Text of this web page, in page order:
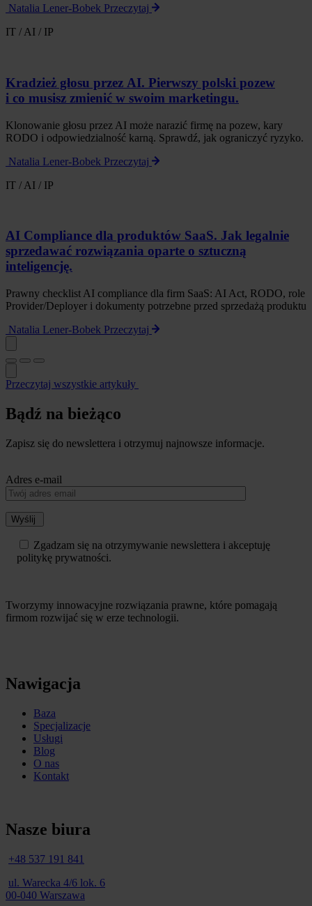
Natalia Lener-Bobek Przeczytaj
IT / AI / IP
Kradzież głosu przez AI. Pierwszy polski pozew
i co musisz zmienić w swoim marketingu.
Klonowanie głosu przez AI może narazić firmę na pozew, kary
RODO i odpowiedzialność karną. Sprawdź, jak ograniczyć ryzyko.
Natalia Lener-Bobek Przeczytaj
IT / AI / IP
AI Compliance dla produktów SaaS. Jak legalnie
sprzedawać rozwiązania oparte o sztuczną
inteligencję.
Prawny checklist AI compliance dla firm SaaS: AI Act, RODO, role
Provider/Deployer i dokumenty potrzebne przed sprzedażą produktu
Natalia Lener-Bobek Przeczytaj
Przeczytaj wszystkie artykuły
Bądź na bieżąco
Zapisz się do newslettera i otrzymuj najnowsze informacje.
Adres e-mail
Wyślij
Zgadzam się na otrzymywanie newslettera i akceptuję
politykę prywatności.
Tworzymy innowacyjne rozwiązania prawne, które pomagają
firmom rozwijać się w erze technologii.
Nawigacja
Baza
Specjalizacje
Usługi
Blog
O nas
Kontakt
Nasze biura
+48 537 191 841
ul. Warecka 4/6 lok. 6
00-040 Warszawa